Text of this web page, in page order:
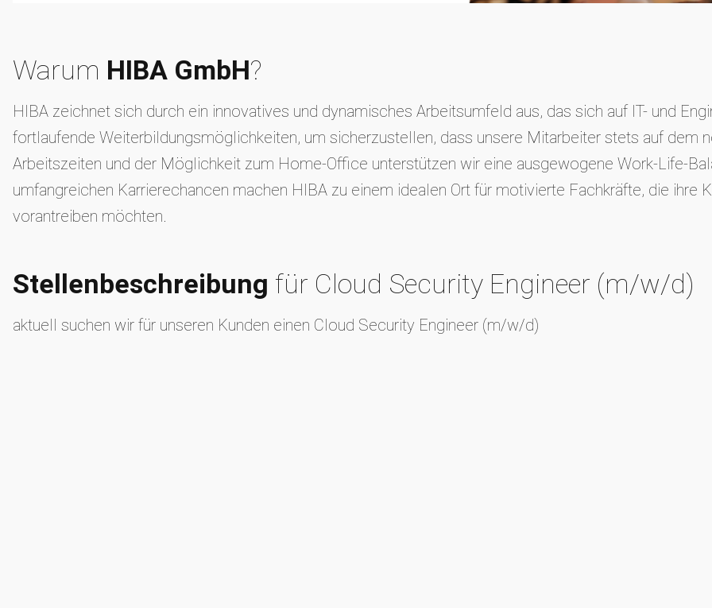
Warum HIBA GmbH?
HIBA zeichnet sich durch ein innovatives und dynamisches Arbeitsumfeld aus, das sich auf IT- und
fortlaufende Weiterbildungsmöglichkeiten, um sicherzustellen, dass unsere Mitarbeiter stets auf dem
Arbeitszeiten und der Möglichkeit zum Home-Office unterstützen wir eine ausgewogene Work-Life-
umfangreichen Karrierechancen machen HIBA zu einem idealen Ort für motivierte Fachkräfte, die ihre
vorantreiben möchten.
Stellenbeschreibung für Cloud Security Engineer (m/w/d)
aktuell suchen wir für unseren Kunden einen Cloud Security Engineer (m/w/d)